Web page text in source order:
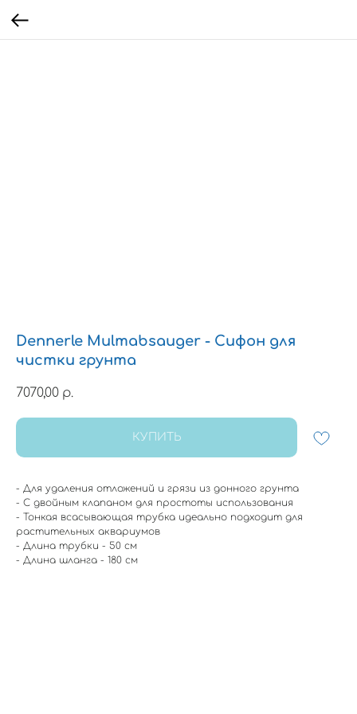
Dennerle Mulmabsauger - Сифон для
чистки грунта
7070,00 р.
КУПИТЬ
- Для удаления отложений и грязи из донного грунта
- С двойным клапаном для простоты использования
- Тонкая всасывающая трубка идеально подходит для
растительных аквариумов
- Длина трубки - 50 см
- Длина шланга - 180 см